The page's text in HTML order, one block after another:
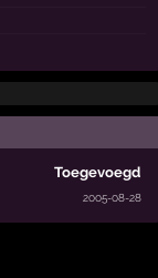
Toegevoegd
2005-08-28